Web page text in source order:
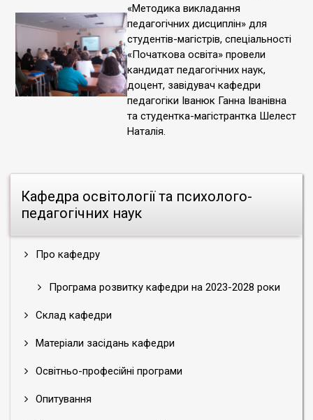
Кафедра освітології та психолого-
педагогічних наук
Про кафедру
Програма розвитку кафедри на 2023-2028 роки
Склад кафедри
Матеріали засідань кафедри
Освітньо-професійні програми
Опитування
«Методика викладання
педагогічних дисциплін» для
студентів-магістрів, спеціальності
«Початкова освіта» провели
кандидат педагогічних наук,
доцент, завідувач кафедри
педагогіки Іванюк Ганна Іванівна
та студентка-магістрантка Шелест
Наталія.